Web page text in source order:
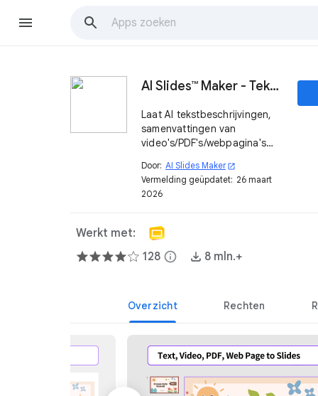
AI Slides™ Maker - Tekst, video, PDF naar dia's
Laat AI tekstbeschrijvingen,
samenvattingen van
video's/PDF's/webpagina's
omzetten in visueel
aantrekkelijke dia's.
Door: AI Slides Maker open_in_new
Vermelding geüpdatet: 26 maart
2026
Werkt met:
128 info 8 mln.+
Overzicht Rechten